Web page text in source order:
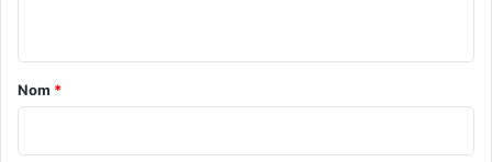
a
r
Nom *